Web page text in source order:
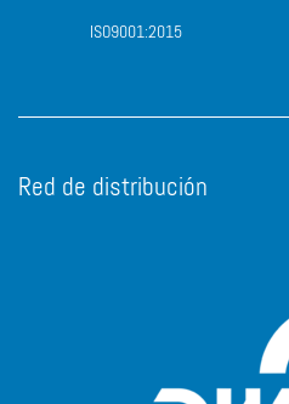
ISO9001:2015
Red de distribución